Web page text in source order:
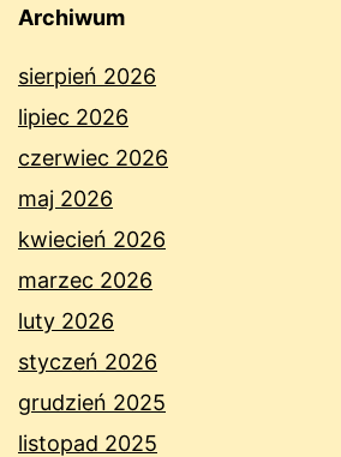
Archiwum
sierpień 2026
lipiec 2026
czerwiec 2026
maj 2026
kwiecień 2026
marzec 2026
luty 2026
styczeń 2026
grudzień 2025
listopad 2025